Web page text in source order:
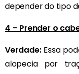
depender do tipo
4 – Prender o
Verdade:Essa
alopecia por